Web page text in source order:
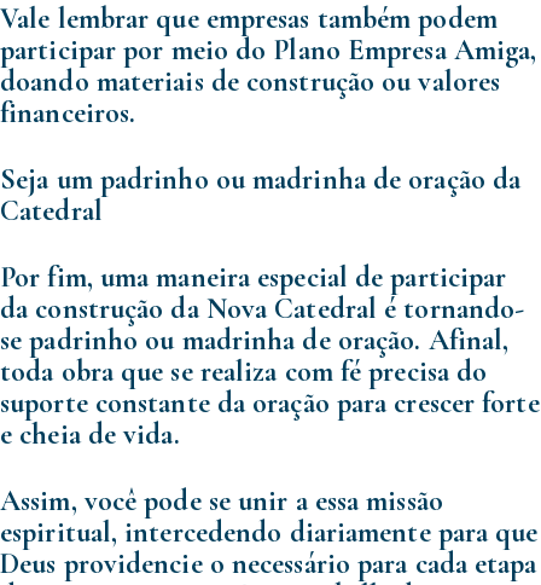
Vale lembrar que empresas também podem
participar por meio do Plano Empresa Amiga,
doando materiais de construção ou valores
financeiros.
Seja um padrinho ou madrinha de oração da
Catedral
Por fim, uma maneira especial de participar
da construção da Nova Catedral é tornando-
se padrinho ou madrinha de oração. Afinal,
toda obra que se realiza com fé precisa do
suporte constante da oração para crescer forte
e cheia de vida.
Assim, você pode se unir a essa missão
espiritual, intercedendo diariamente para que
Deus providencie o necessário para cada etapa